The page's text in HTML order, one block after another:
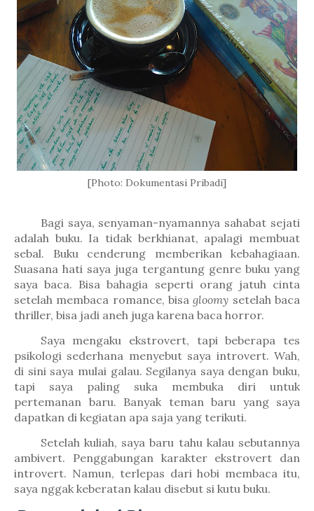
[Photo: Dokumentasi Pribadi]
Bagi saya, senyaman-nyamannya sahabat sejati
adalah buku. Ia tidak berkhianat, apalagi membuat
sebal. Buku cenderung memberikan kebahagiaan.
Suasana hati saya juga tergantung genre buku yang
saya baca. Bisa bahagia seperti orang jatuh cinta
setelah membaca romance, bisagloomy setelah baca
thriller, bisa jadi aneh juga karena baca horror.
Saya mengaku ekstrovert, tapi beberapa tes
psikologi sederhana menyebut saya introvert. Wah,
di sini saya mulai galau. Segilanya saya dengan buku,
tapi saya paling suka membuka diri untuk
pertemanan baru. Banyak teman baru yang saya
dapatkan di kegiatan apa saja yang terikuti.
Setelah kuliah, saya baru tahu kalau sebutannya
ambivert. Penggabungan karakter ekstrovert dan
introvert. Namun, terlepas dari hobi membaca itu,
saya nggak keberatan kalau disebut si kutu buku.